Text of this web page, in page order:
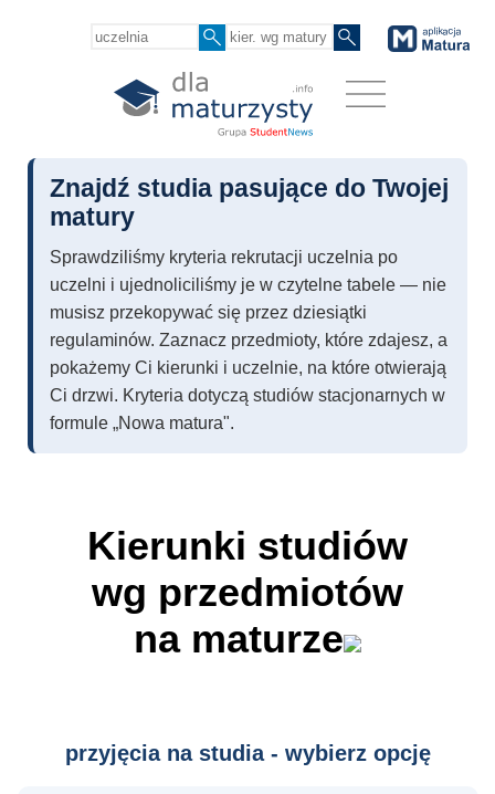
Znajdź studia pasujące do Twojej
matury
Sprawdziliśmy kryteria rekrutacji uczelnia po
uczelni i ujednoliciliśmy je w czytelne tabele — nie
musisz przekopywać się przez dziesiątki
regulaminów. Zaznacz przedmioty, które zdajesz, a
pokażemy Ci kierunki i uczelnie, na które otwierają
Ci drzwi. Kryteria dotyczą studiów stacjonarnych w
formule „Nowa matura".
Kierunki studiów
wg przedmiotów
na maturze
przyjęcia na studia - wybierz opcję